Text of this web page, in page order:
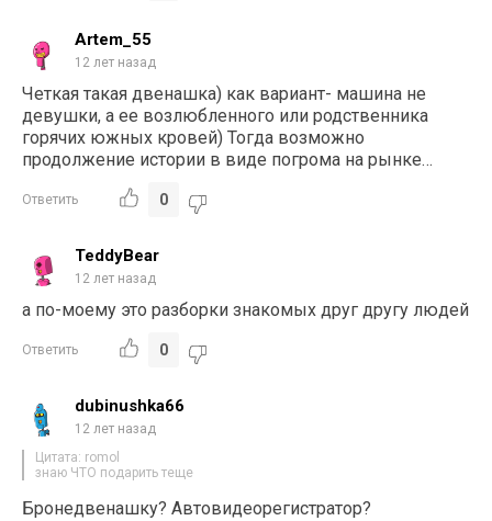
Artem_55
12 лет назад
Четкая такая двенашка) как вариант- машина не
девушки, а ее возлюбленного или родственника
горячих южных кровей) Тогда возможно
продолжение истории в виде погрома на рынке…
Ответить 0
TeddyBear
12 лет назад
а по-моему это разборки знакомых друг другу людей
Ответить 0
dubinushka66
12 лет назад
Цитата: romol
знаю ЧТО подарить теще
Бронедвенашку? Автовидеорегистратор?